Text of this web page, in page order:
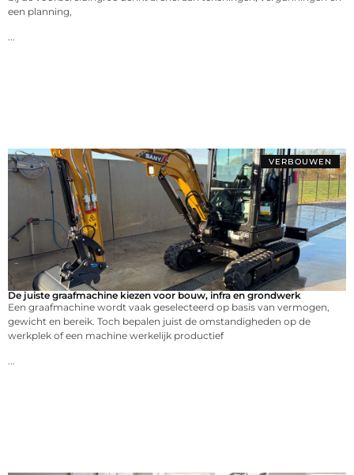
een planning,
...
VERBOUWEN
De juiste graafmachine kiezen voor bouw, infra en grondwerk
Een graafmachine wordt vaak geselecteerd op basis van vermogen,
gewicht en bereik. Toch bepalen juist de omstandigheden op de
werkplek of een machine werkelijk productief
...